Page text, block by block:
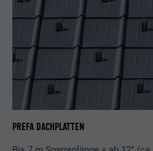
PREFA DACHPLATTEN